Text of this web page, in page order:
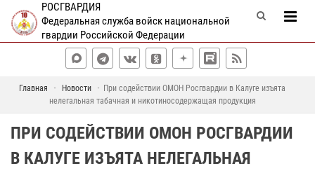
РОСГВАРДИЯ
Федеральная служба войск национальной
гвардии Российской Федерации
Главная Новости
При содействии ОМОН Росгвардии в Калуге изъята
нелегальная табачная и никотиносодержащая продукция
ПРИ СОДЕЙСТВИИ ОМОН РОСГВАРДИИ
В КАЛУГЕ ИЗЪЯТА НЕЛЕГАЛЬНАЯ